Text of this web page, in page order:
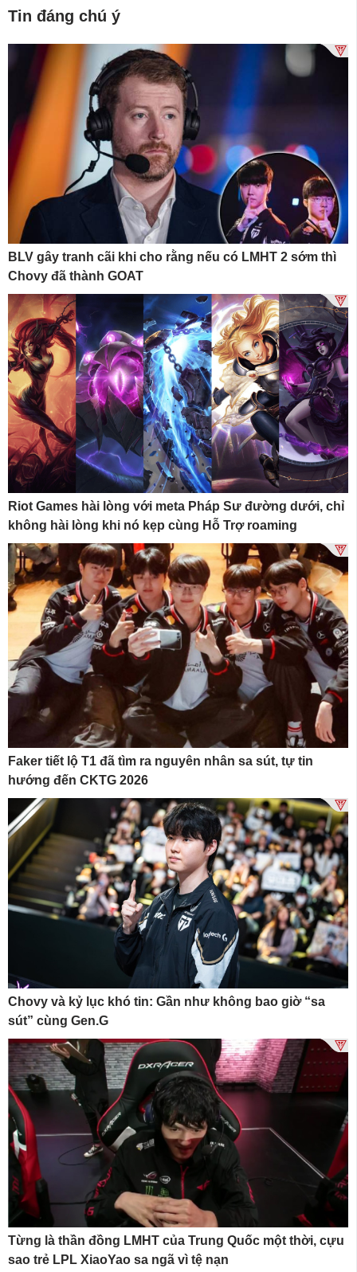
Tin đáng chú ý
BLV gây tranh cãi khi cho rằng nếu có LMHT 2 sớm thì
Chovy đã thành GOAT
Riot Games hài lòng với meta Pháp Sư đường dưới, chỉ
không hài lòng khi nó kẹp cùng Hỗ Trợ roaming
Faker tiết lộ T1 đã tìm ra nguyên nhân sa sút, tự tin
hướng đến CKTG 2026
Chovy và kỷ lục khó tin: Gần như không bao giờ “sa
sút” cùng Gen.G
Từng là thần đồng LMHT của Trung Quốc một thời, cựu
sao trẻ LPL XiaoYao sa ngã vì tệ nạn